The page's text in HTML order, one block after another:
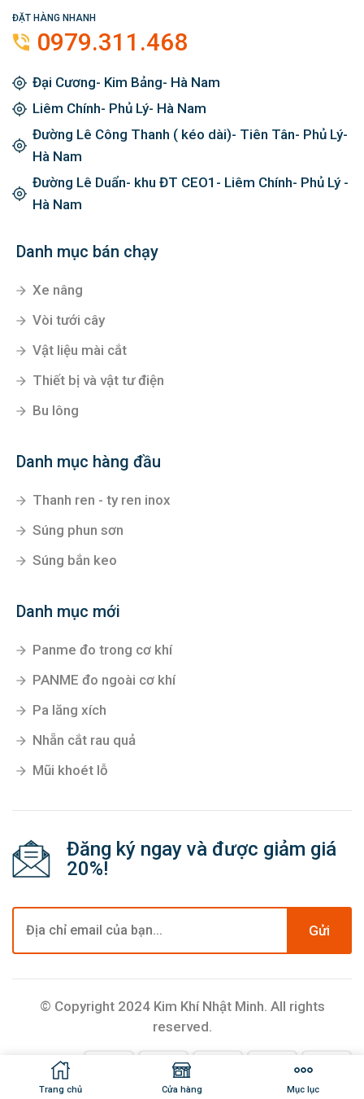
Trang chủ Cửa hàng Mục lục
ĐẶT HÀNG NHANH
0979.311.468
Đại Cương- Kim Bảng- Hà Nam
Liêm Chính- Phủ Lý- Hà Nam
Đường Lê Công Thanh ( kéo dài)- Tiên Tân- Phủ Lý-
Hà Nam
Đường Lê Duẩn- khu ĐT CEO1- Liêm Chính- Phủ Lý -
Hà Nam
Danh mục bán chạy
Xe nâng
Vòi tưới cây
Vật liệu mài cắt
Thiết bị và vật tư điện
Bu lông
Danh mục hàng đầu
Thanh ren - ty ren inox
Súng phun sơn
Súng bắn keo
Danh mục mới
Panme đo trong cơ khí
PANME đo ngoài cơ khí
Pa lăng xích
Nhẵn cắt rau quả
Mũi khoét lỗ
Đăng ký ngay và được giảm giá
20%!
Gửi
© Copyright 2024 Kim Khí Nhật Minh. All rights
reserved.